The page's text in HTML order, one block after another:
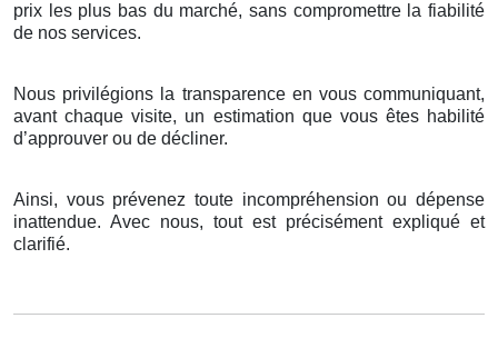
prix les plus bas du marché, sans compromettre la fiabilité
de nos services.
Nous privilégions la transparence en vous communiquant,
avant chaque visite, un estimation que vous êtes habilité
d’approuver ou de décliner.
Ainsi, vous prévenez toute incompréhension ou dépense
inattendue. Avec nous, tout est précisément expliqué et
clarifié.